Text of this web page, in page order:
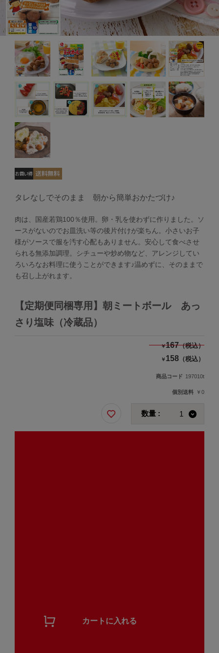
タレなしでそのまま 朝から簡単おかたづけ♪
肉は、国産若鶏100％使用。卵・乳を使わずに作りました。ソ
ースがないのでお皿洗い等の後片付けが楽ちん。小さいお子
様がソースで服を汚す心配もありません。安心して食べさせ
られる無添加調理。シチューや炒め物など、アレンジしてい
ろいろなお料理に使うことができます♪温めずに、そのままで
も召し上がれます。
【定期便同梱専用】朝ミートボール あっ
さり塩味（冷蔵品）
￥167（税込）
￥ 158 （税込）
商品コード 197010t
個別送料 ￥0
数量 :